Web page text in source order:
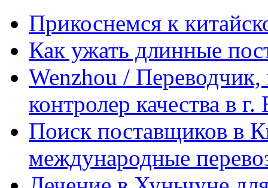
Прикоснемся к
Как ужать длинные
Wenzhou / Переводчик,
контролер качества в
Поиск поставщиков в
международные